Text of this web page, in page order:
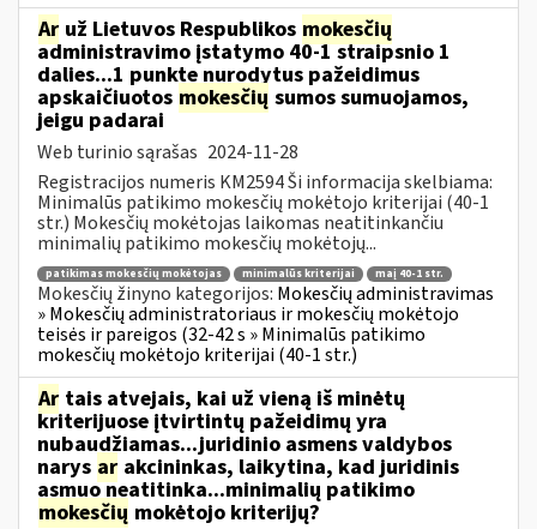
Ar už Lietuvos Respublikos mokesčių
administravimo įstatymo 40-1 straipsnio 1
dalies...1 punkte nurodytus pažeidimus
apskaičiuotos mokesčių sumos sumuojamos,
jeigu padarai
Web turinio sąrašas 2024-11-28
Registracijos numeris KM2594 Ši informacija skelbiama:
Minimalūs patikimo mokesčių mokėtojo kriterijai (40-1
str.) Mokesčių mokėtojas laikomas neatitinkančiu
minimalių patikimo mokesčių mokėtojų...
patikimas mokesčių mokėtojas minimalūs kriterijai maį 40-1 str.
Mokesčių žinyno kategorijos: Mokesčių administravimas
» Mokesčių administratoriaus ir mokesčių mokėtojo
teisės ir pareigos (32-42 s » Minimalūs patikimo
mokesčių mokėtojo kriterijai (40-1 str.)
Ar tais atvejais, kai už vieną iš minėtų
kriterijuose įtvirtintų pažeidimų yra
nubaudžiamas...juridinio asmens valdybos
narys ar akcininkas, laikytina, kad juridinis
asmuo neatitinka...minimalių patikimo
mokesčių mokėtojo kriterijų?